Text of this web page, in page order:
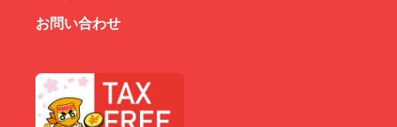
お問い合わせ